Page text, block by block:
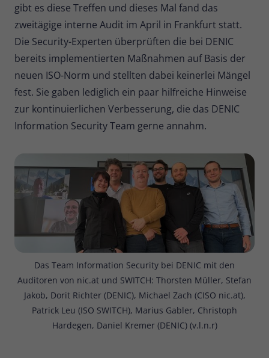
gibt es diese Treffen und dieses Mal fand das
zweitägige interne Audit im April in Frankfurt statt.
Die Security-Experten überprüften die bei DENIC
bereits implementierten Maßnahmen auf Basis der
neuen ISO-Norm und stellten dabei keinerlei Mängel
fest. Sie gaben lediglich ein paar hilfreiche Hinweise
zur kontinuierlichen Verbesserung, die das DENIC
Information Security Team gerne annahm.
Das Team Information Security bei DENIC mit den
Auditoren von nic.at und SWITCH: Thorsten Müller, Stefan
Jakob, Dorit Richter (DENIC), Michael Zach (CISO nic.at),
Patrick Leu (ISO SWITCH), Marius Gabler, Christoph
Hardegen, Daniel Kremer (DENIC) (v.l.n.r)
Laufzeit 30 Minuten
Zweck
Kurzlebige Cookies, die zur
vorübergehenden Speicherung von
Daten für den Besuch verwendet
werden.